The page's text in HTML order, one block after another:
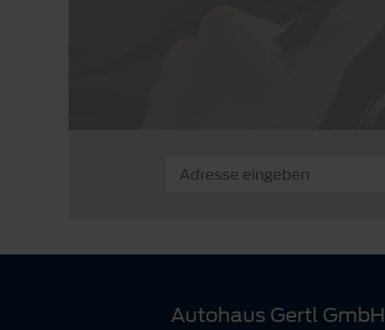
Autohaus Gertl GmbH